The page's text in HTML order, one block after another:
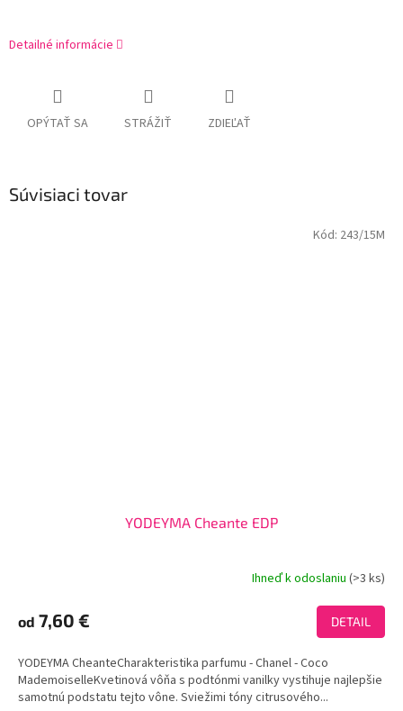
Detailné informácie
OPÝTAŤ SA STRÁŽIŤ ZDIEĽAŤ
Súvisiaci tovar
YODEYMA Cheante EDP
produktu
je
z
5
hviezdičiek.
Ihneď k odoslaniu(>3 ks)
od 7,60 € DETAIL
YODEYMA CheanteCharakteristika parfumu - Chanel - Coco
MademoiselleKvetinová vôňa s podtónmi vanilky vystihuje najlepšie
samotnú podstatu tejto vône. Sviežimi tóny citrusového...
Kód: 243/15M